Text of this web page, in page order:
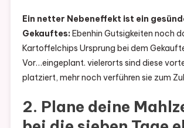
Ein netter Nebeneffekt ist ein
Gekauftes: Ebenhin Gutsigkeiten noch
Kartoffelchips Ursprung bei dem
Vor…eingeplant. vielerorts sind diese
platziert, mehr noch verführen sie zum
2. Plane deine